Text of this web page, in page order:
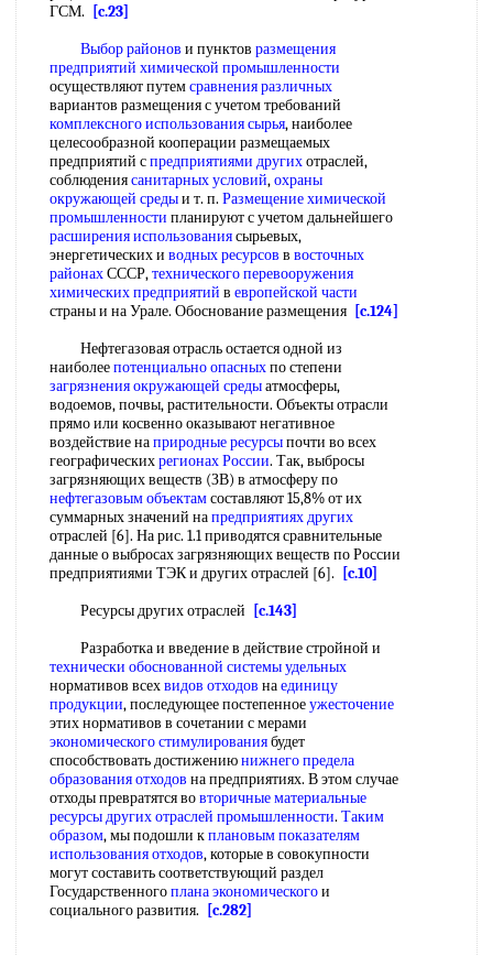
ГСМ.
[c.23]
Выбор районов и пунктов размещения
предприятий химической промышленности
осуществляют путемсравнения различных
вариантов размещения с учетом требований
комплексного использования сырья, наиболее
целесообразной кооперации размещаемых
предприятий спредприятиями другихотраслей,
соблюдениясанитарных условий,охраны
окружающей средыи т. п. Размещение химической
промышленности планируют с учетом дальнейшего
расширения использованиясырьевых,
энергетических и водных ресурсов в восточных
районахСССР,технического перевооружения
химических предприятий в европейской части
страны и на Урале. Обоснование размещения [c.124]
Нефтегазовая отрасль остается одной из
наиболеепотенциально опасныхпо степени
загрязнения окружающей средыатмосферы,
водоемов, почвы, растительности. Объекты отрасли
прямо или косвенно оказывают негативное
воздействие наприродные ресурсыпочти во всех
географическихрегионах России. Так, выбросы
загрязняющих веществ (ЗВ) в атмосферу по
нефтегазовым объектамсоставляют 15,8% от их
суммарных значений напредприятиях других
отраслей [6]. На рис. 1.1 приводятся сравнительные
данные о выбросах загрязняющих веществ по России
предприятиями ТЭК и других отраслей [6].
[c.10]
Ресурсы других отраслей
[c.143]
Разработка и введение в действие стройной и
технически обоснованной системы удельных
нормативов всехвидов отходов наединицу
продукции, последующее постепенноеужесточение
этих нормативов в сочетании с мерами
экономического стимулированиябудет
способствовать достижениюнижнего предела
образования отходов на предприятиях. В этом случае
отходы превратятся вовторичные материальные
ресурсыдругих отраслей промышленности. Таким
образом, мы подошли кплановым показателям
использования отходов, которые в совокупности
могут составить соответствующий раздел
Государственногоплана экономическогои
социального развития.
[c.282]